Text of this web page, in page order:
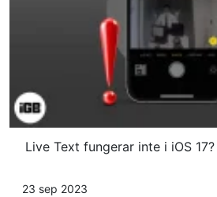
Live Text fungerar inte i iOS
23 sep 2023